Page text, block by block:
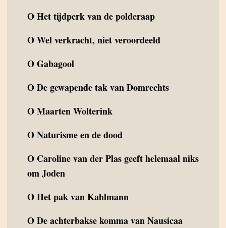
OHet tijdperk van de polderaap
OWel verkracht, niet veroordeeld
OGabagool
ODe gewapende tak van Domrechts
OMaarten Wolterink
ONaturisme en de dood
O Caroline van der Plas geeft helemaal niks
om Joden
OHet pak van Kahlmann
ODe achterbakse komma van Nausicaa